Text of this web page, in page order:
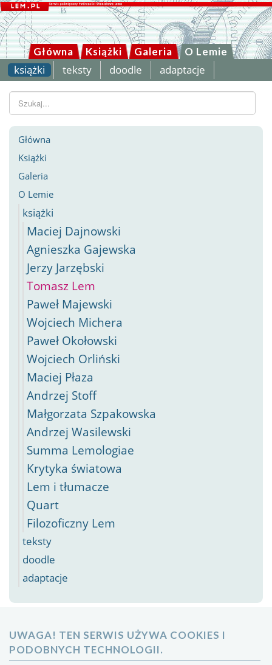
Główna Książki Galeria O Lemie
książki teksty doodle adaptacje
Szukaj...
Główna
Książki
Galeria
O Lemie
książki
Maciej Dajnowski
Agnieszka Gajewska
Jerzy Jarzębski
Tomasz Lem
Paweł Majewski
Wojciech Michera
Paweł Okołowski
Wojciech Orliński
Maciej Płaza
Andrzej Stoff
Małgorzata Szpakowska
Andrzej Wasilewski
Summa Lemologiae
Krytyka światowa
Lem i tłumacze
Quart
Filozoficzny Lem
teksty
doodle
adaptacje
UWAGA! TEN SERWIS UŻYWA COOKIES I
PODOBNYCH TECHNOLOGII.